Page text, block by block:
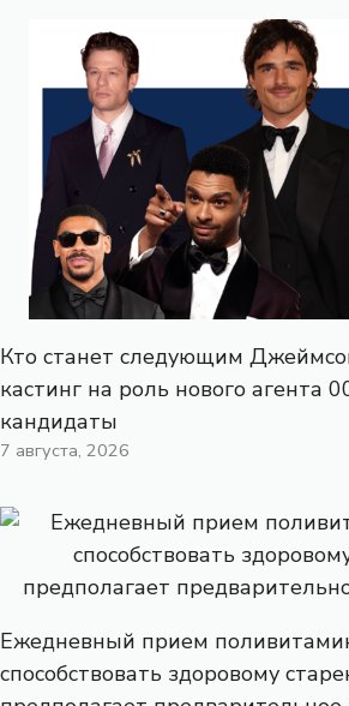
Кто станет следующим
кастинг на роль нового агента
кандидаты
7 августа, 2026
Ежедневный прием
способствовать здоровому